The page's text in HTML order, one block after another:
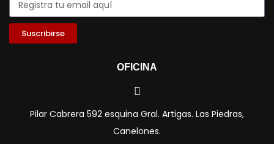
Suscribirse
OFICINA
Pilar Cabrera 592 esquina Gral. Artigas. Las Piedras,
Canelones.